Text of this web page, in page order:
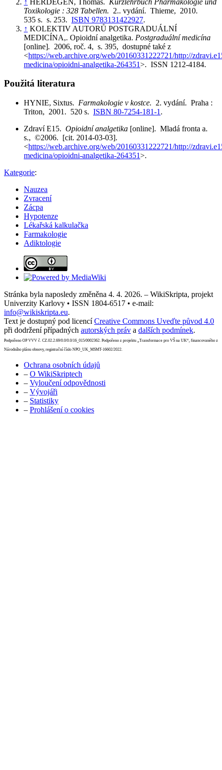
Toxikologie : 328 Tabellen. 2.. vydání. Thieme, 2010.
535 s. s. 253. ISBN 9783131422927.
↑ KOLEKTIV AUTORŮ POSTGRADUÁLNÍ
MEDICÍNA,. Opioidní analgetika. Postgraduální medicína
[online]. 2006, roč. 4, s. 395, dostupné také z
<https://web.archive.org/web/20160331222721/http://
medicina/opioidni-analgetika-264351>. ISSN 1212-4184.
Použitá literatura
HYNIE, Sixtus. Farmakologie v kostce. 2. vydání. Praha :
Triton, 2001. 520 s. ISBN 80-7254-181-1 .
Zdraví E15. Opioidní analgetika [online]. Mladá fronta a.
s., ©2006. [cit. 2014-03-03].
<https://web.archive.org/web/20160331222721/http://
medicina/opioidni-analgetika-264351>.
Kategorie:
Nauzea
Zvracení
Zácpa
Hypotenze
Lékařská kalkulačka
Farmakologie
Adiktologie
Stránka byla naposledy změněna 4. 4. 2026. – WikiSkripta, projekt
Univerzity Karlovy • ISSN 1804-6517 • e-mail:
info@wikiskripta.eu.
Text je dostupný pod licencíCreative Commons Uveďte původ 4.0
při dodržení případných autorských práv a dalších podmínek.
Podpořeno OP VVV č. CZ.02.2.69/0.0/0.0/16_015/0002362. Podpořeno z projektu „Transformace pro VŠ na UK“, financovaného z
Národního plánu obnovy, registrační číslo NPO_UK_MSMT-16602/2022.
Ochrana osobních údajů
– O WikiSkriptech
– Vyloučení odpovědnosti
– Vývojáři
– Statistiky
– Prohlášení o cookies